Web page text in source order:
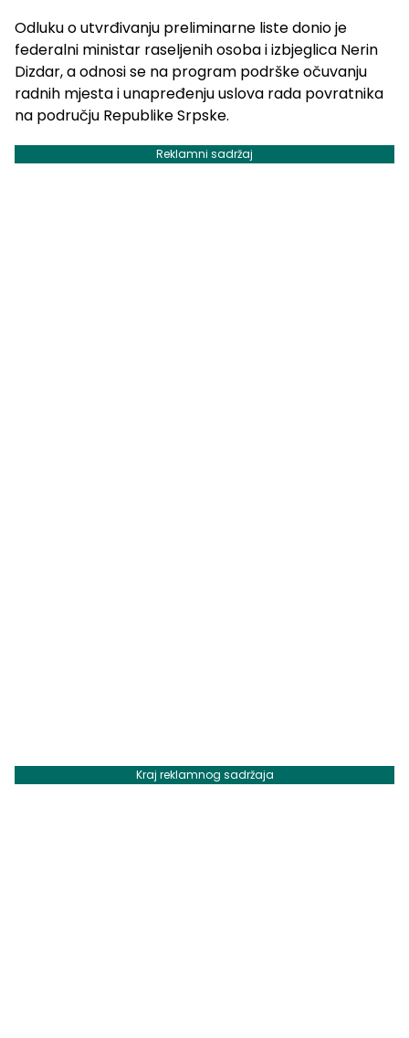
Odluku o utvrđivanju preliminarne liste donio je
federalni ministar raseljenih osoba i izbjeglica Nerin
Dizdar, a odnosi se na program podrške očuvanju
radnih mjesta i unapređenju uslova rada povratnika
na području Republike Srpske.
Reklamni sadržaj
Kraj reklamnog sadržaja